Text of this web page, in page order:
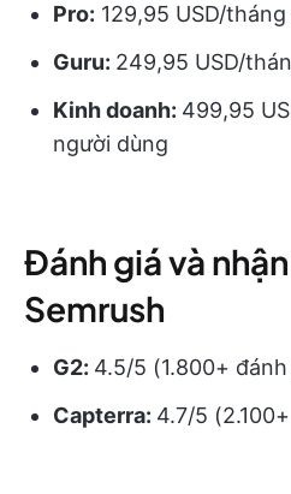
Pro: 129,95 USD/
Guru: 249,95 USD/
Kinh doanh: 499,95
người dùng
Đánh giá và
Semrush
G2: 4.5/5 (1.800+ đánh
Capterra: 4.7/5